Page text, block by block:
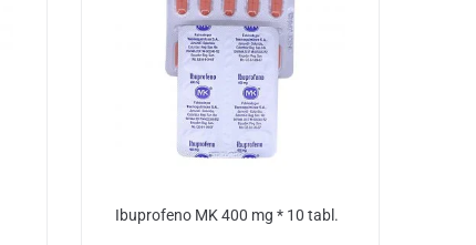
Ibuprofeno MK 400 mg * 10 tabl.